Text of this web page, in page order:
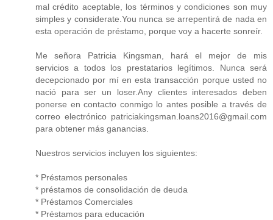
mal crédito aceptable, los términos y condiciones son muy
simples y considerate.You nunca se arrepentirá de nada en
esta operación de préstamo, porque voy a hacerte sonreír.
Me señora Patricia Kingsman, hará el mejor de mis
servicios a todos los prestatarios legítimos. Nunca será
decepcionado por mí en esta transacción porque usted no
nació para ser un loser.Any clientes interesados ​​deben
ponerse en contacto conmigo lo antes posible a través de
correo electrónico patriciakingsman.loans2016@gmail.com
para obtener más ganancias.
Nuestros servicios incluyen los siguientes:
* Préstamos personales
* préstamos de consolidación de deuda
* Préstamos Comerciales
* Préstamos para educación